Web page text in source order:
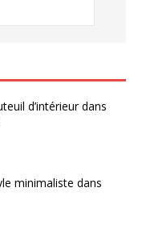
d’intérieur dans
minimaliste dans